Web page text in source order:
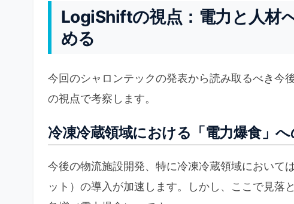
LogiShiftの視点：電力と人材
める
今回のシャロンテックの発表から読み取るべき今
の視点で考察します。
冷凍冷蔵領域における「電力爆食」
今後の物流施設開発、特に冷凍冷蔵領域において
ット）の導入が加速します。しかし、ここで見落